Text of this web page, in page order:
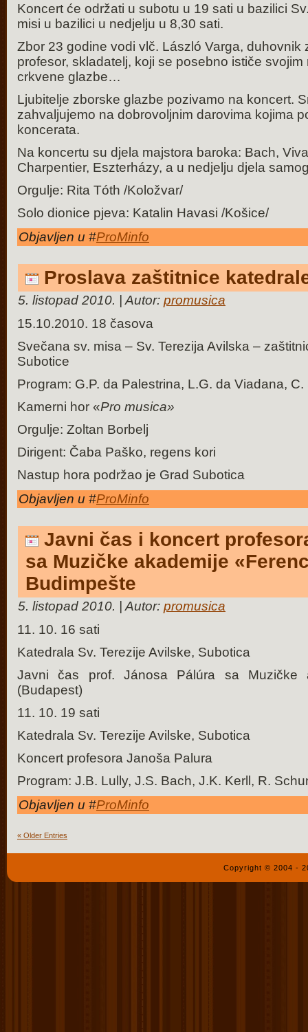
Koncert će održati u subotu u 19 sati u bazilici
misi u bazilici u nedjelju u 8,30 sati.
Zbor 23 godine vodi vlč. László Varga, duhovnik
profesor, skladatelj, koji se posebno ističe
crkvene glazbe…
Ljubitelje zborske glazbe pozivamo na koncert.
zahvaljujemo na dobrovoljnim darovima kojima
koncerata.
Na koncertu su djela majstora baroka: Bach,
Charpentier, Eszterházy, a u nedjelju djela
Orgulje: Rita Tóth /Koložvar/
Solo dionice pjeva: Katalin Havasi /Košice/
Objavljen u #ProMinfo
Proslava zaštitnice
5. listopad 2010. | Autor: promusica
15.10.2010. 18 časova
Svečana sv. misa – Sv. Terezija Avilska –
Subotice
Program: G.P. da Palestrina, L.G. da Viadana,
Kamerni hor «Pro musica»
Orgulje: Zoltan Borbelj
Dirigent: Čaba Paško, regens kori
Nastup hora podržao je Grad Subotica
Objavljen u #ProMinfo
Javni čas i koncert
sa Muzičke akademije
Budimpešte
5. listopad 2010. | Autor: promusica
11. 10. 16 sati
Katedrala Sv. Terezije Avilske, Subotica
Javni čas prof. Jánosa Pálúra sa Muzičke
(Budapest)
11. 10. 19 sati
Katedrala Sv. Terezije Avilske, Subotica
Koncert profesora Janoša Palura
Program: J.B. Lully, J.S. Bach, J.K. Kerll, R.
Objavljen u #ProMinfo
« Older Entries
Copyright © 2004 -